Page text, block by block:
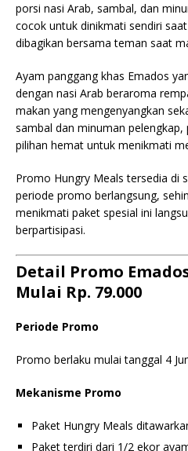
porsi nasi Arab, sambal, dan
cocok untuk dinikmati sendiri
dibagikan bersama teman saat
Ayam panggang khas Emados
dengan nasi Arab beraroma
makan yang mengenyangkan
sambal dan minuman
pilihan hemat untuk menikmati
Promo Hungry Meals tersedia di
periode promo berlangsung,
menikmati paket spesial ini
berpartisipasi.
Detail Promo
Mulai Rp. 79.000
Periode Promo
Promo berlaku mulai tanggal 4
Mekanisme Promo
Paket Hungry Meals
Paket terdiri dari 1/2 ekor